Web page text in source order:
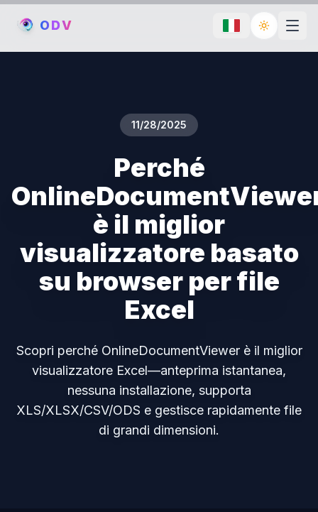
ODV Toggle
11/28/2025
Perché
è il miglior
visualizzatore basato
su browser per file
Excel
Scopri perché OnlineDocumentViewer è il miglior
visualizzatore Excel—anteprima istantanea,
nessuna installazione, supporta
XLS/XLSX/CSV/ODS e gestisce rapidamente file
di grandi dimensioni.